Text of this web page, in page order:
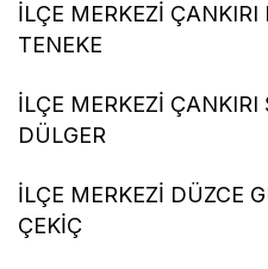
İLÇE MERKEZİ
TENEKE
İLÇE MERKEZİ
DÜLGER
İLÇE MERKEZİ DÜZCE
ÇEKİÇ